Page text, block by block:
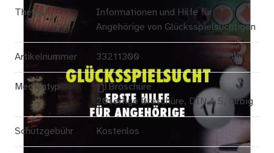
Thema
Informationen und Hilfe für
Angehörige von Glücksspielsüchtigen
Artikelnummer 33211300
Medientyp
Broschüre
20seitige Broschüre, DIN A 5, farbig
Schutzgebühr Kostenlos